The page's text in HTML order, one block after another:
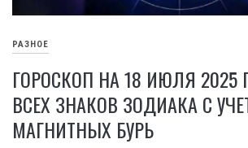
РАЗНОЕ
ГОРОСКОП НА 18 ИЮЛЯ
ВСЕХ ЗНАКОВ ЗОДИАКА С
МАГНИТНЫХ БУРЬ